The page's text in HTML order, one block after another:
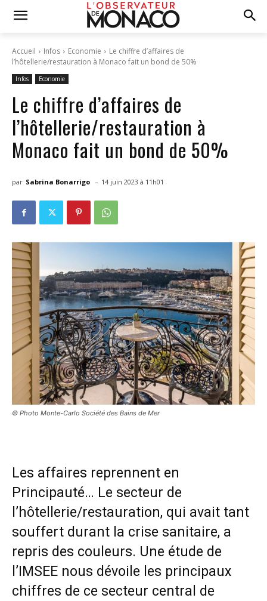
Accueil Infos Economie
Le chiffre d’affaires de
l’hôtellerie/restauration à Monaco fait un bond de 50%
Infos Economie
Le chiffre d’affaires de
l’hôtellerie/restauration à
Monaco fait un bond de 50%
par Sabrina Bonarrigo - 14 juin 2023 à 11h01
© Photo Monte-Carlo Société des Bains de Mer
Les affaires reprennent en
Principauté… Le secteur de
l’hôtellerie/restauration, qui avait tant
souffert durant la crise sanitaire, a
repris des couleurs. Une étude de
l’IMSEE nous dévoile les principaux
chiffres de ce secteur central de